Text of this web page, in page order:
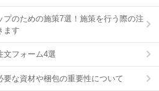
のための施策7選！施策を行う際の注
ます
文フォーム4選
な資材や梱包の重要性について